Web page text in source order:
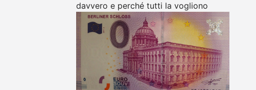
davvero e perché tutti la vogliono